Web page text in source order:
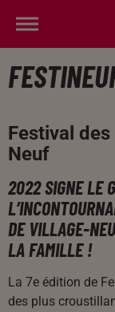
Festival
Neuf
2022 SIGNE LE
DE VILLAGE-
LA FAMILLE !
La 7e édition de
des plus